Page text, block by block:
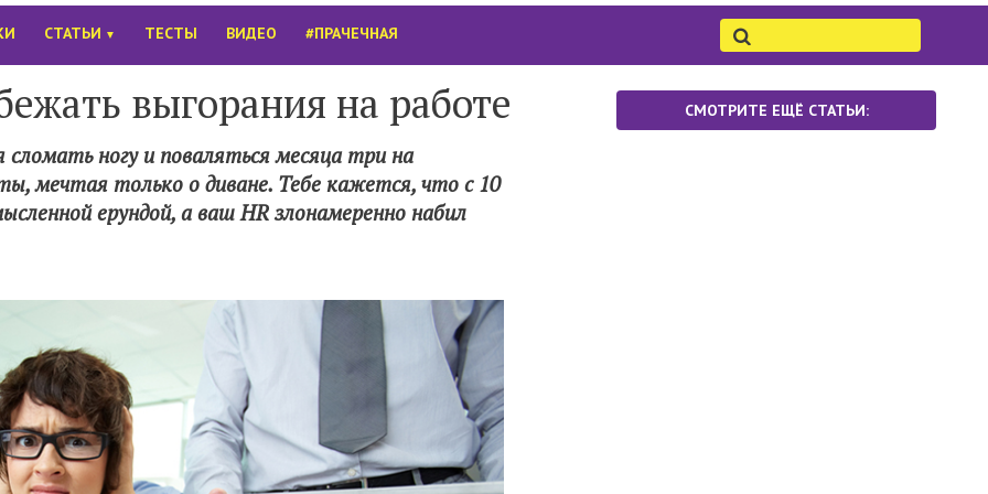
СТАТЬИ ▼ ТЕСТЫ ВИДЕО #ПРАЧЕЧНАЯ
выгорания на работе
ногу и поваляться месяца три на
мечтая только о диване. Тебе кажется, что с 10
ерундой, а ваш HR злонамеренно набил
СМОТРИТЕ ЕЩЁ СТАТЬИ: